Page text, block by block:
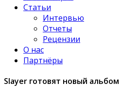
Статьи
Интервью
Отчеты
Рецензии
О нас
Партнёры
Slayer готовят новый альбом